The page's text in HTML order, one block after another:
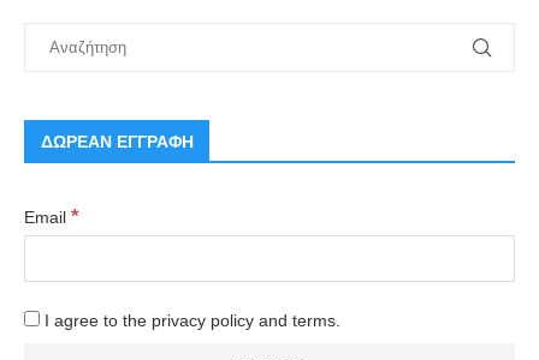
ΔΩΡΕΑΝ ΕΓΓΡΑΦΗ
Email *
I agree to the privacy policy and terms.